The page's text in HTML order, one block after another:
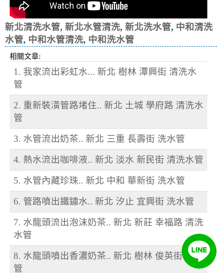
新北清洗水管, 新北水管清洗, 新北洗水管, 中和清洗
水管, 中和水管清洗, 中和洗水管
相關文章:
1. 我家流出彩虹水... 新北 樹林 潭興街 清洗水
管
2. 重新裝潢管路堵住.. 新北 土城 學府路 清洗水
管
3. 水管流出奶茶.. 新北 三重 長壽街 洗水管
4. 熱水流出咖啡液.. 新北 淡水 新民街 清洗水管
5. 水管內藏珍珠.. 新北 中和 華新街 洗水管
6. 管路噴出鐵鏽水.. 新北 汐止 宜興街 洗水管
7. 水龍頭流出泡沫奶茶.. 新北 新莊 幸福路 清洗
水管
8. 水龍頭噴出香濃奶茶.. 新北 樹林 俊英街 洗水
管